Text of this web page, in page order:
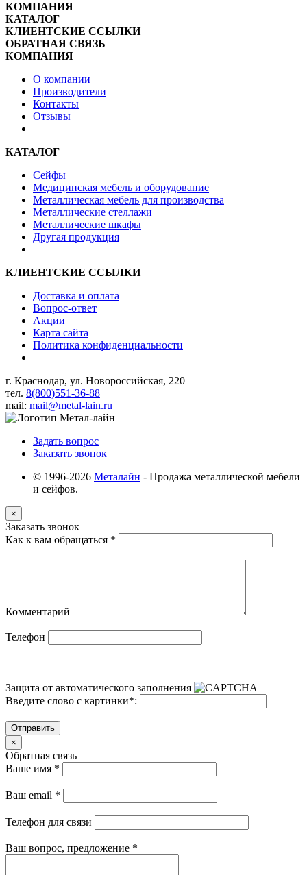
КОМПАНИЯ
КАТАЛОГ
КЛИЕНТСКИЕ ССЫЛКИ
ОБРАТНАЯ СВЯЗЬ
КОМПАНИЯ
О компании
Производители
Контакты
Отзывы
КАТАЛОГ
Сейфы
Медицинская мебель и оборудование
Металлическая мебель для производства
Металлические стеллажи
Металлические шкафы
Другая продукция
КЛИЕНТСКИЕ ССЫЛКИ
Доставка и оплата
Вопрос-ответ
Акции
Карта сайта
Политика конфиденциальности
г. Краснодар, ул. Новороссийская, 220
тел. 8(800)551-36-88
mail: mail@metal-lain.ru
Задать вопрос
Заказать звонок
© 1996-2026 Металайн - Продажа металлической мебели
и сейфов.
×
Заказать звонок
Как к вам обращаться *
Комментарий
Телефон
Защита от автоматического заполнения
Введите слово с картинки*:
Отправить
×
Обратная связь
Ваше имя *
Ваш email *
Телефон для связи
Ваш вопрос, предложение *